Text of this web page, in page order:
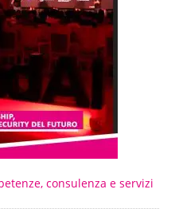
consulenza e servizi